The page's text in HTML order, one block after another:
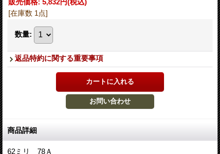
[在庫数 1点]
数量:
返品特約に関する重要事項
商品詳細
62ミリ 78Ａ